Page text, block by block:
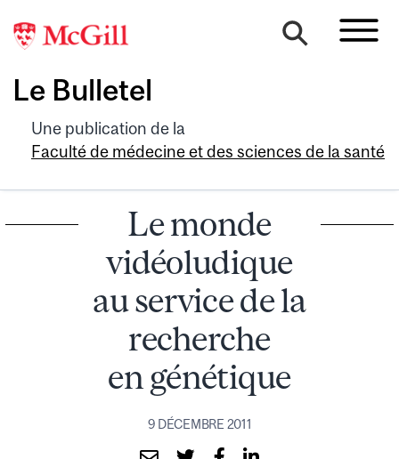
Le Bulletel
Une publication de la
Faculté de médecine et des sciences de la santé
Le monde
vidéoludique
au service de la
recherche
en génétique
9 DÉCEMBRE 2011